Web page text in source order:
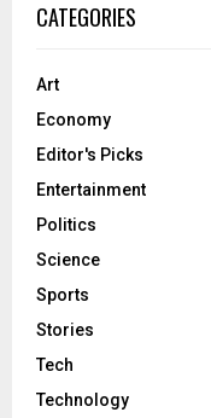
CATEGORIES
Art
Economy
Editor's Picks
Entertainment
Politics
Science
Sports
Stories
Tech
Technology